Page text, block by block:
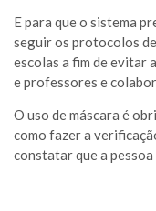
E para que o sistema
seguir os protocolos
escolas a fim de evitar
e professores e
O uso de máscara é
como fazer a
constatar que a